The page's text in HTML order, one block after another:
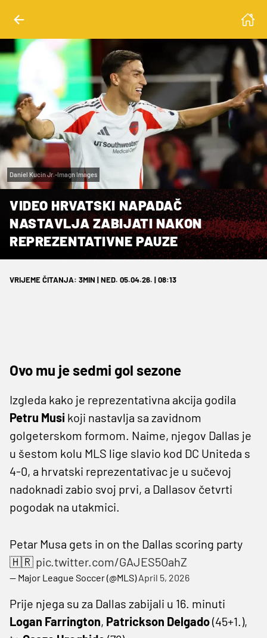
Daniel Kucin Jr.-Imagn Images
VIDEO HRVATSKI NAPADAČ
NASTAVLJA ZABIJATI NAKON
REPREZENTATIVNE PAUZE
VRIJEME ČITANJA: 3MIN | NED. 05.04.26. | 08:13
Ovo mu je sedmi gol sezone
Izgleda kako je reprezentativna akcija godila
Petru Musi koji nastavlja sa zavidnom
golgeterskom formom. Naime, njegov Dallas je
u šestom kolu MLS lige slavio kod DC Uniteda s
4-0, a hrvatski reprezentativac je u sučevoj
nadoknadi zabio svoj prvi, a Dallasov četvrti
pogodak na utakmici.
Petar Musa gets in on the Dallas scoring party
🇭🇷 pic.twitter.com/GAJES5OahZ
— Major League Soccer (@MLS)April 5, 2026
Prije njega su za Dallas zabijali u 16. minuti
Logan Farrington, Patrickson Delgado(45+1.),